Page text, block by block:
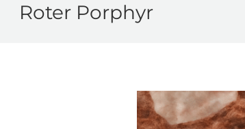
Roter Porphyr